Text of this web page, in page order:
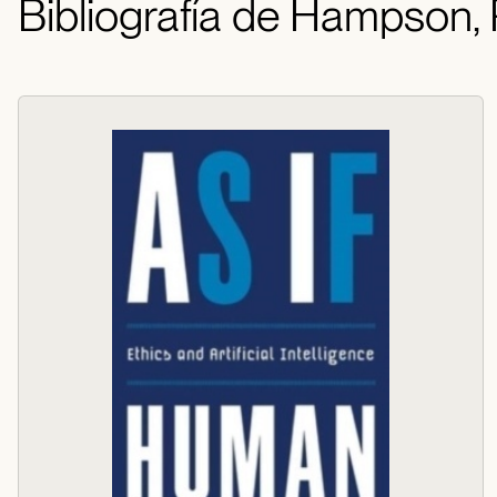
Bibliografía de Hampson,